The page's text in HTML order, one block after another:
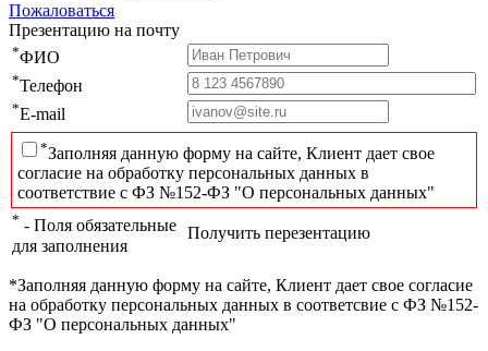
Пожаловаться
Презентацию на почту
*ФИО
*Телефон
*E-mail
*Заполняя данную форму на сайте, Клиент дает свое
согласие на обработку персональных данных в
соответствие с ФЗ №152-ФЗ "О персональных данных"
* - Поля обязательные
для заполнения
Получить перезентацию
*Заполняя данную форму на сайте, Клиент дает свое согласие
на обработку персональных данных в соответсвие с ФЗ №152-
ФЗ "О персональных данных"